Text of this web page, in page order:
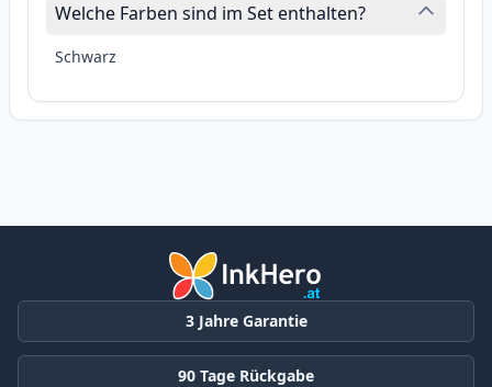
Welche Farben sind im Set enthalten?
Schwarz
3 Jahre Garantie
90 Tage Rückgabe